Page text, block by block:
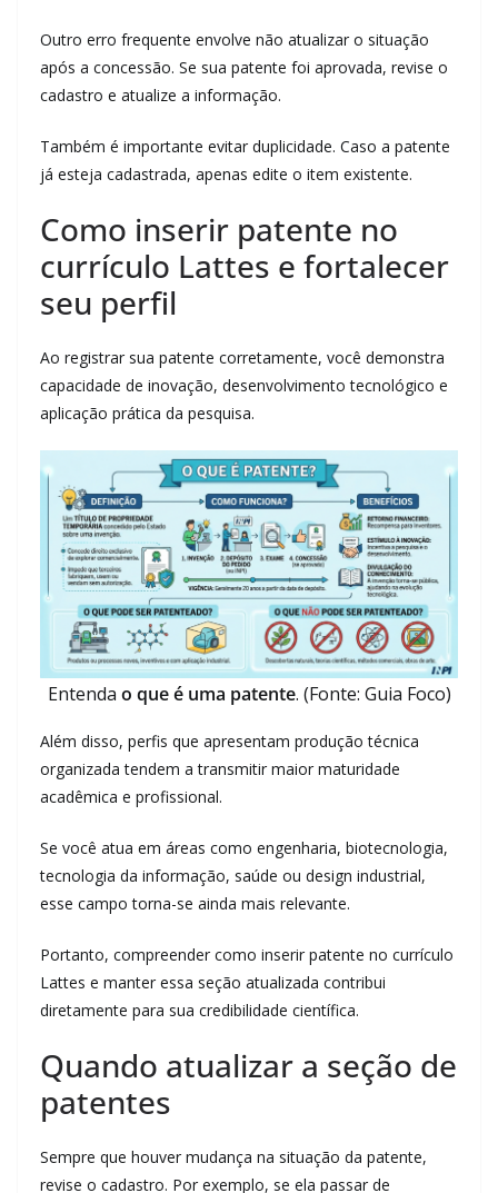
Outro erro frequente envolve não atualizar o situação
após a concessão. Se sua patente foi aprovada, revise o
cadastro e atualize a informação.
Também é importante evitar duplicidade. Caso a patente
já esteja cadastrada, apenas edite o item existente.
Como inserir patente no
currículo Lattes e fortalecer
seu perfil
Ao registrar sua patente corretamente, você demonstra
capacidade de inovação, desenvolvimento tecnológico e
aplicação prática da pesquisa.
Entenda o que é uma patente. (Fonte: Guia Foco)
Além disso, perfis que apresentam produção técnica
organizada tendem a transmitir maior maturidade
acadêmica e profissional.
Se você atua em áreas como engenharia, biotecnologia,
tecnologia da informação, saúde ou design industrial,
esse campo torna-se ainda mais relevante.
Portanto, compreender como inserir patente no currículo
Lattes e manter essa seção atualizada contribui
diretamente para sua credibilidade científica.
Quando atualizar a seção de
patentes
Sempre que houver mudança na situação da patente,
revise o cadastro. Por exemplo, se ela passar de